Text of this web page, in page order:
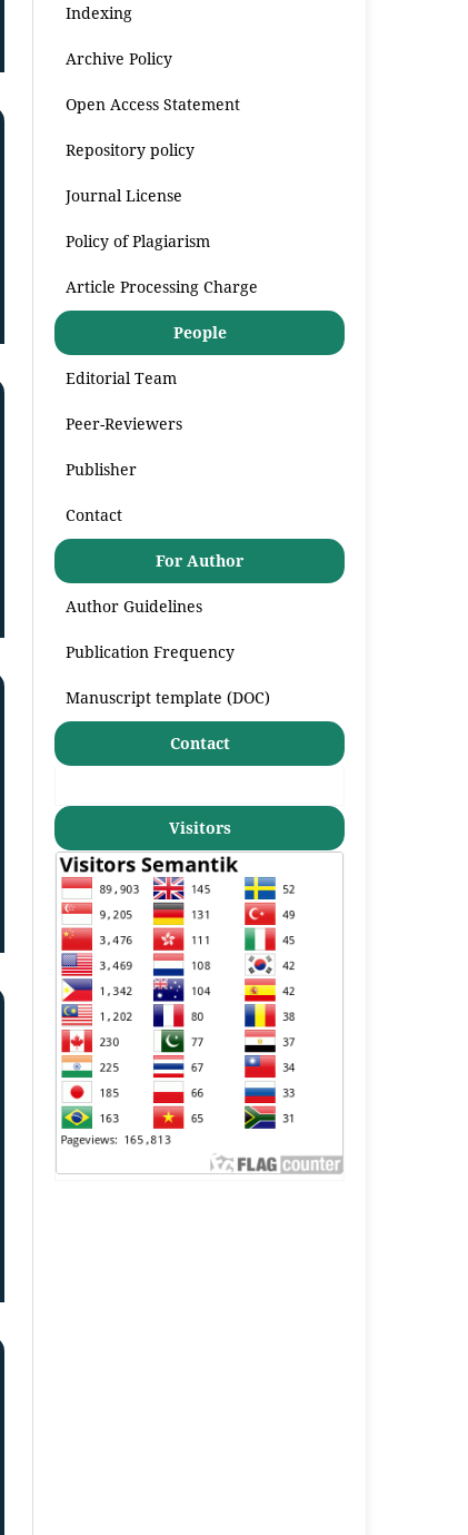
Indexing
Archive Policy
Open Access Statement
Repository policy
Journal License
Policy of Plagiarism
Article Processing Charge
People
Editorial Team
Peer-Reviewers
Publisher
Contact
For Author
Author Guidelines
Publication Frequency
Manuscript template (DOC)
Contact
Visitors